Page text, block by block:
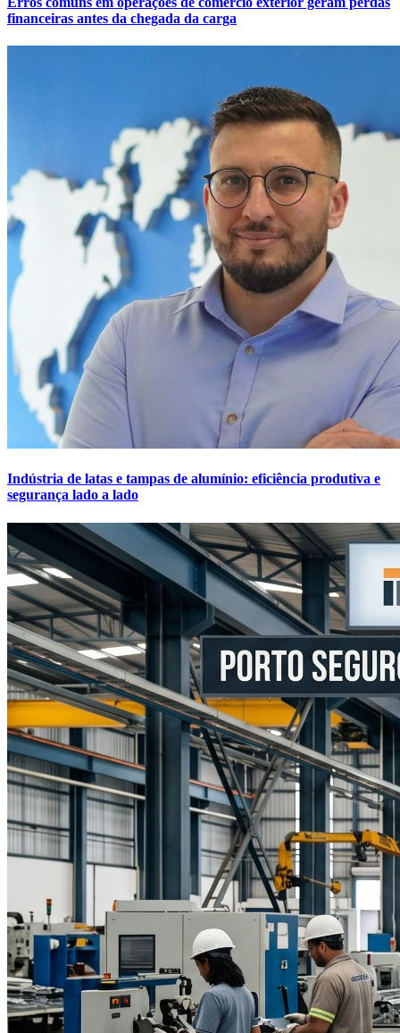
financeiras antes da chegada da carga
Indústria de latas e tampas de alumínio: eficiência produtiva e
segurança lado a lado